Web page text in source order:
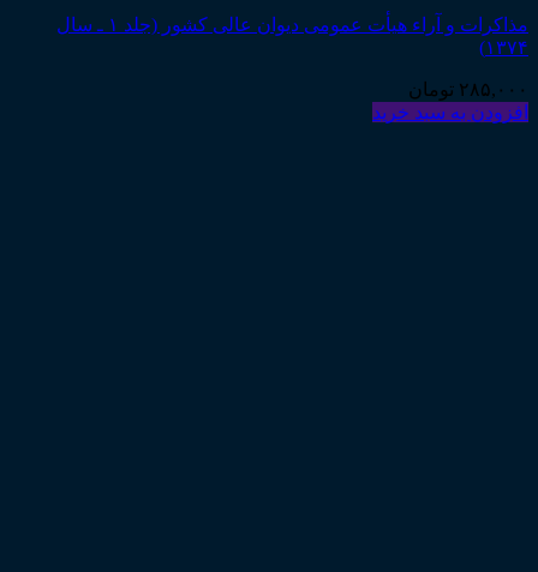
مذاکرات و آراء هیأت عمومی دیوان عالی کشور (جلد ۱ ـ سال
۱۳۷۴)
۲۸۵,۰۰۰ تومان
افزودن به سبد خرید